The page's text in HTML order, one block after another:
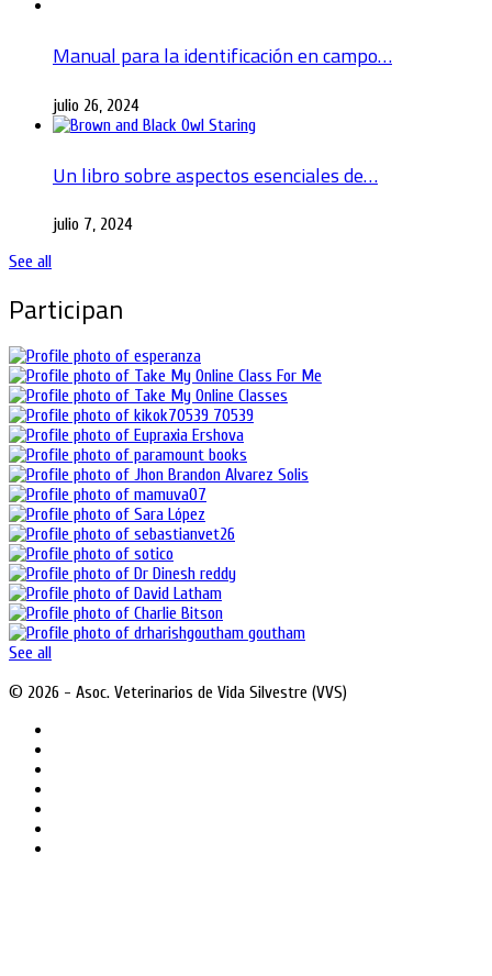
Manual para la identificación en campo…
julio 26, 2024
Un libro sobre aspectos esenciales de…
julio 7, 2024
See all
Participan
See all
© 2026 - Asoc. Veterinarios de Vida Silvestre (VVS)